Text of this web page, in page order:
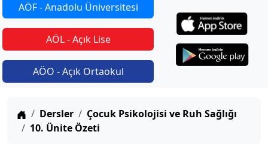
AÖF - Anadolu Üniversitesi
AÖL - Açık Lise
AÖO - Açık Ortaokul
Anasayfa
Dersler
Çocuk Psikolojisi ve Ruh Sağlığı
10. Ünite Özeti